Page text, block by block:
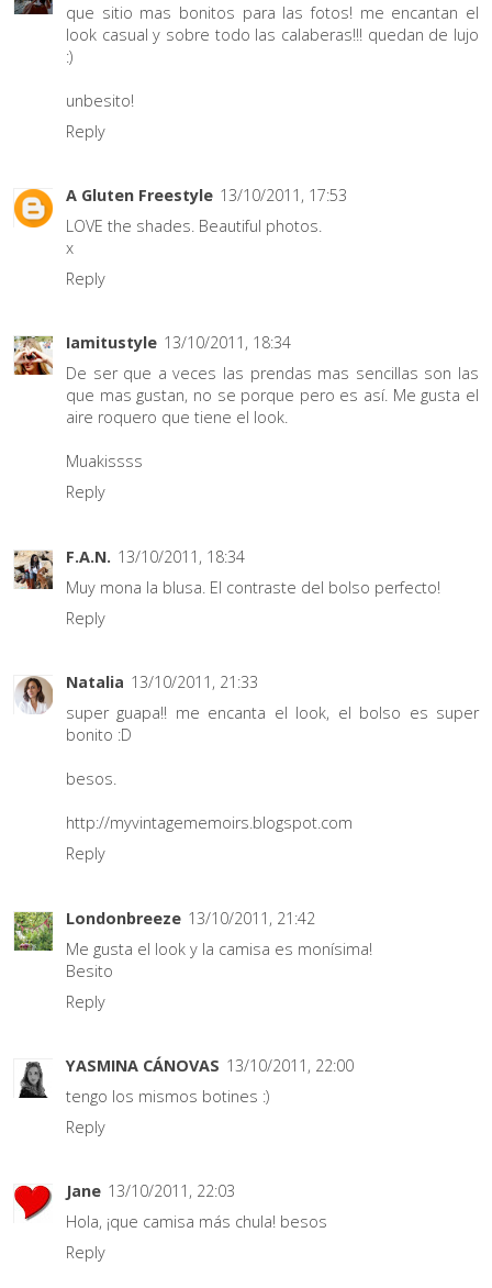
que sitio mas bonitos para las fotos! me encantan el
look casual y sobre todo las calaberas!!! quedan de lujo
:)
unbesito!
Reply
A Gluten Freestyle 13/10/2011, 17:53
LOVE the shades. Beautiful photos.
x
Reply
Iamitustyle 13/10/2011, 18:34
De ser que a veces las prendas mas sencillas son las
que mas gustan, no se porque pero es así. Me gusta el
aire roquero que tiene el look.
Muakissss
Reply
F.A.N. 13/10/2011, 18:34
Muy mona la blusa. El contraste del bolso perfecto!
Reply
Natalia 13/10/2011, 21:33
super guapa!! me encanta el look, el bolso es super
bonito :D
besos.
http://myvintagememoirs.blogspot.com
Reply
Londonbreeze 13/10/2011, 21:42
Me gusta el look y la camisa es monísima!
Besito
Reply
YASMINA CÁNOVAS 13/10/2011, 22:00
tengo los mismos botines :)
Reply
Jane 13/10/2011, 22:03
Hola, ¡que camisa más chula! besos
Reply